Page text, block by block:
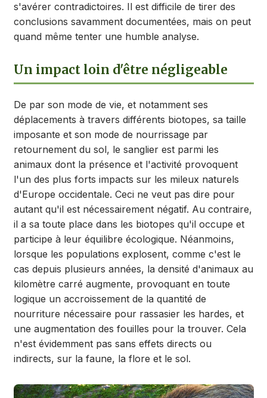
s'avérer contradictoires. Il est difficile de tirer des
conclusions savamment documentées, mais on peut
quand même tenter une humble analyse.
Un impact loin d'être négligeable
De par son mode de vie, et notamment ses
déplacements à travers différents biotopes, sa taille
imposante et son mode de nourrissage par
retournement du sol, le sanglier est parmi les
animaux dont la présence et l'activité provoquent
l'un des plus forts impacts sur les mileux naturels
d'Europe occidentale. Ceci ne veut pas dire pour
autant qu'il est nécessairement négatif. Au contraire,
il a sa toute place dans les biotopes qu'il occupe et
participe à leur équilibre écologique. Néanmoins,
lorsque les populations explosent, comme c'est le
cas depuis plusieurs années, la densité d'animaux au
kilomètre carré augmente, provoquant en toute
logique un accroissement de la quantité de
nourriture nécessaire pour rassasier les hardes, et
une augmentation des fouilles pour la trouver. Cela
n'est évidemment pas sans effets directs ou
indirects, sur la faune, la flore et le sol.